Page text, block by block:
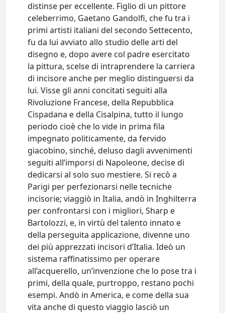
distinse per eccellente. Figlio di un pittore
celeberrimo, Gaetano Gandolfi, che fu tra i
primi artisti italiani del secondo Settecento,
fu da lui avviato allo studio delle arti del
disegno e, dopo avere col padre esercitato
la pittura, scelse di intraprendere la carriera
di incisore anche per meglio distinguersi da
lui. Visse gli anni concitati seguiti alla
Rivoluzione Francese, della Repubblica
Cispadana e della Cisalpina, tutto il lungo
periodo cioè che lo vide in prima fila
impegnato politicamente, da fervido
giacobino, sinché, deluso dagli avvenimenti
seguiti all’imporsi di Napoleone, decise di
dedicarsi al solo suo mestiere. Si recò a
Parigi per perfezionarsi nelle tecniche
incisorie; viaggiò in Italia, andò in Inghilterra
per confrontarsi con i migliori, Sharp e
Bartolozzi, e, in virtù del talento innato e
della perseguita applicazione, divenne uno
dei più apprezzati incisori d’Italia. Ideò un
sistema raffinatissimo per operare
all’acquerello, un’invenzione che lo pose tra i
primi, della quale, purtroppo, restano pochi
esempi. Andò in America, e come della sua
vita anche di questo viaggio lasciò un